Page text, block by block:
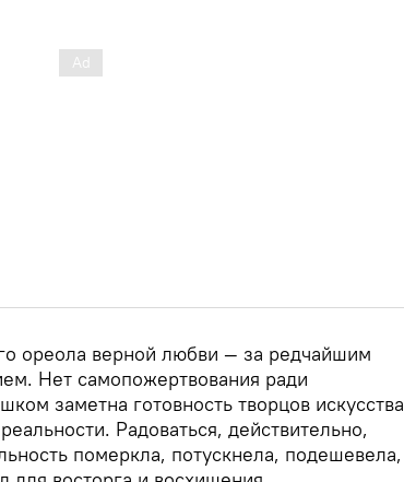
ореола верной любви — за редчайшим
Нет самопожертвования ради
заметна готовность творцов искусства
Радоваться, действительно,
померкла, потускнела, подешевела,